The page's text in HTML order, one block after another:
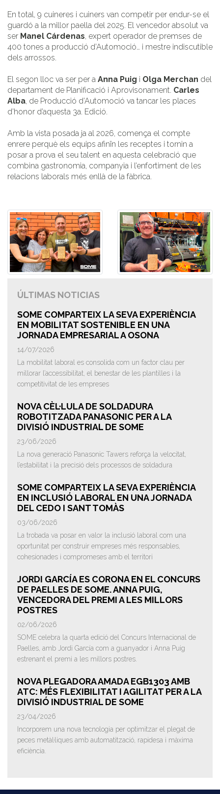
En total, 9 cuineres i cuiners van competir per endur-se el
guardó a la millor paella del 2025. El vencedor absolut va
ser Manel Cárdenas, expert operador de premses de
400 tones a producció d’Automoció… i mestre indiscutible
dels arrossos.
El segon lloc va ser per a Anna Puig i Olga Merchan del
departament de Planificació i Aprovisonament. Carles
Alba, de Producció d’Automoció va tancar les places
d’honor d’aquesta 3a. Edició.
Amb la vista posada ja al 2026, comença el compte
enrere perquè els equips afinïn les receptes i tornin a
posar a prova el seu talent en aquesta celebració que
combina gastronomia, companyia i l’enfortiment de les
relacions laborals més enllà de la fàbrica.
ÚLTIMAS NOTICIAS
SOME COMPARTEIX LA SEVA EXPERIÈNCIA
EN MOBILITAT SOSTENIBLE EN UNA
JORNADA EMPRESARIAL A OSONA
14/07/2026
La mobilitat laboral es consolida com un factor clau per
millorar l’accessibilitat, el benestar de les plantilles i la
competitivitat de les empreses
NOVA CÈL·LULA DE SOLDADURA
ROBOTITZADA PANASONIC PER A LA
DIVISIÓ INDUSTRIAL DE SOME
23/06/2026
La nova generació Panasonic Tawers reforça la velocitat,
l’estabilitat i la precisió dels processos de soldadura
SOME COMPARTEIX LA SEVA EXPERIÈNCIA
EN INCLUSIÓ LABORAL EN UNA JORNADA
DEL CEDO I SANT TOMÀS
03/06/2026
La trobada va posar en valor la inclusió laboral com una
oportunitat per construir empreses més responsables,
cohesionades i compromeses amb el territori
JORDI GARCÍA ES CORONA EN EL CONCURS
DE PAELLES DE SOME. ANNA PUIG,
VENCEDORA DEL PREMI A LES MILLORS
POSTRES
02/06/2026
SOME celebra la quarta edició del Concurs Internacional de
Paelles, amb Jordi García com a guanyador i Anna Puig
estrenant el premi a les millors postres.
NOVA PLEGADORA AMADA EGB1303 AMB
ATC: MÉS FLEXIBILITAT I AGILITAT PER A LA
DIVISIÓ INDUSTRIAL DE SOME
23/04/2026
Incorporem una nova tecnologia per optimitzar el plegat de
peces metàl·liques amb automatització, rapidesa i màxima
eficiència.